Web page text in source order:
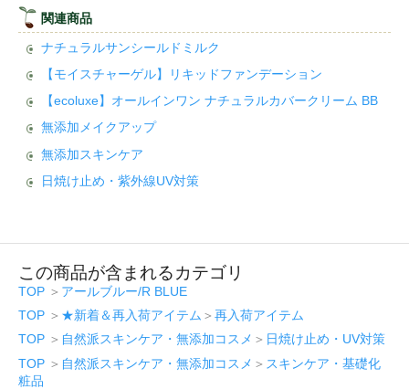
関連商品
ナチュラルサンシールドミルク
【モイスチャーゲル】リキッドファンデーション
【ecoluxe】オールインワン ナチュラルカバークリーム BB
無添加メイクアップ
無添加スキンケア
日焼け止め・紫外線UV対策
この商品が含まれるカテゴリ
TOP ＞ アールブルー/R BLUE
TOP ＞ ★新着＆再入荷アイテム ＞ 再入荷アイテム
TOP ＞ 自然派スキンケア・無添加コスメ ＞ 日焼け止め・UV対策
TOP ＞ 自然派スキンケア・無添加コスメ ＞ スキンケア・基礎化
粧品